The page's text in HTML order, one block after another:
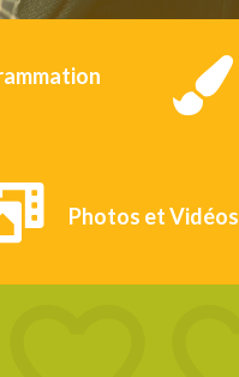

Photos et Vidéos